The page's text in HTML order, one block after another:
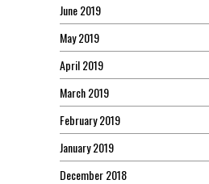
June 2019
May 2019
April 2019
March 2019
February 2019
January 2019
December 2018